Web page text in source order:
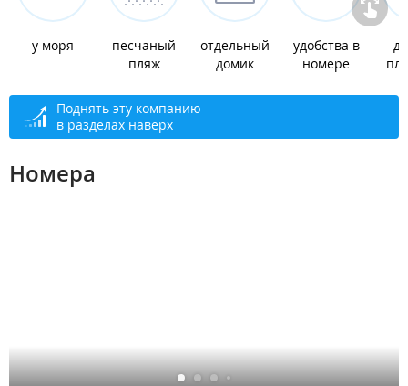
у моря
песчаный
пляж
отдельный
домик
удобства в
номере
Поднять эту компанию
в разделах наверх
Номера